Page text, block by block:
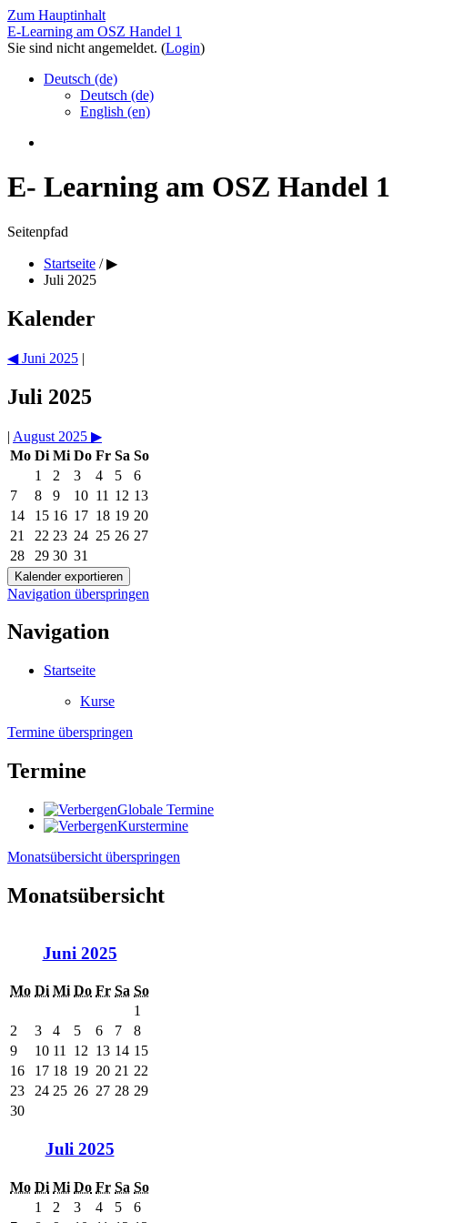
Zum Hauptinhalt
E-Learning am OSZ Handel 1
Sie sind nicht angemeldet. (Login)
Deutsch ‎(de)‎
Deutsch ‎(de)‎
English ‎(en)‎
E- Learning am OSZ Handel 1
Seitenpfad
Startseite / ▶︎
Juli 2025
Kalender
◀︎ Juni 2025 |
Juli 2025
| August 2025 ▶︎
Mo Di Mi Do Fr Sa So
1
2 3 4 5
6
7
8 9 10 11 12 13
14
15 16 17 18 19 20
21
22 23 24 25 26 27
28
29 30 31
Navigation überspringen
Navigation
Startseite
Kurse
Termine überspringen
Termine
Globale Termine
Kurstermine
Monatsübersicht überspringen
Monatsübersicht
Juni 2025
Mo Di Mi Do Fr Sa So
1
2
3 4 5 6 7
8
9
10 11 12 13 14 15
16
17 18 19 20 21 22
23
24 25 26 27 28 29
30
Juli 2025
Mo Di Mi Do Fr Sa So
1
2 3 4 5
6